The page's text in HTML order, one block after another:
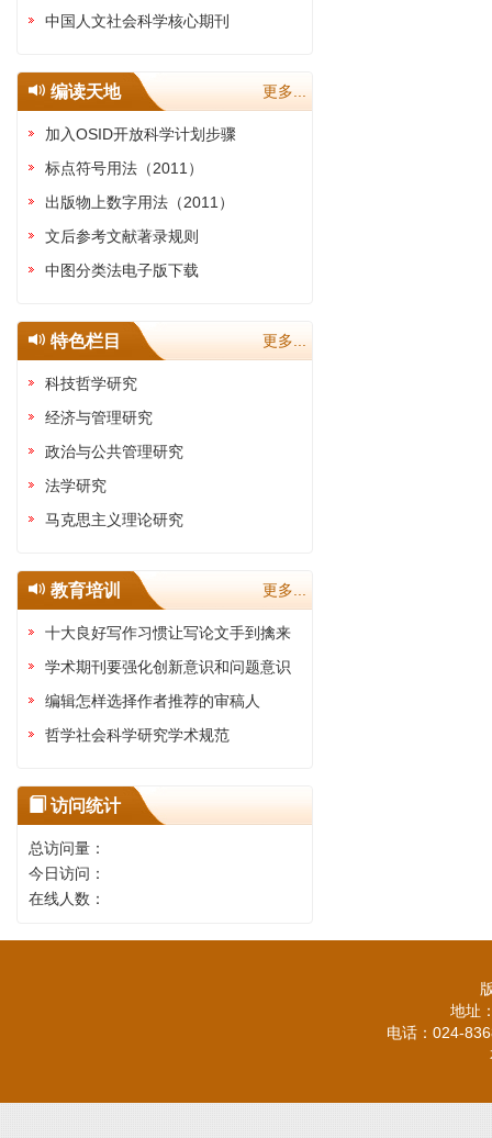
中国人文社会科学核心期刊
编读天地 更多...
加入OSID开放科学计划步骤
标点符号用法（2011）
出版物上数字用法（2011）
文后参考文献著录规则
中图分类法电子版下载
特色栏目 更多...
科技哲学研究
经济与管理研究
政治与公共管理研究
法学研究
马克思主义理论研究
教育培训 更多...
十大良好写作习惯让写论文手到擒来
学术期刊要强化创新意识和问题意识
编辑怎样选择作者推荐的审稿人
哲学社会科学研究学术规范
访问统计
总访问量：
今日访问：
在线人数：
地址
电话：024-